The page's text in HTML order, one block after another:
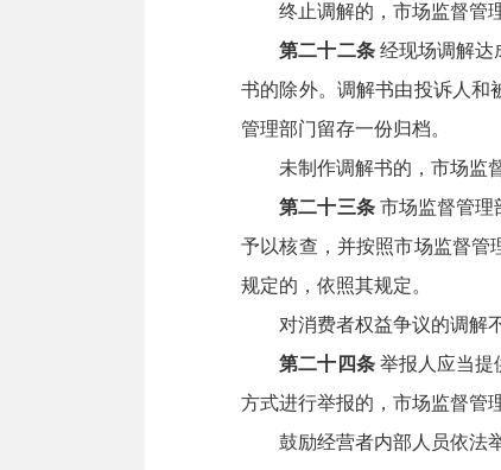
终止调解的，市场监督管理
第二十二条经现场调解达
书的除外。调解书由投诉人和
管理部门留存一份归档。
未制作调解书的，市场监督
第二十三条市场监督管理
予以核查，并按照市场监督管
规定的，依照其规定。
对消费者权益争议的调解不
第二十四条举报人应当提
方式进行举报的，市场监督管
鼓励经营者内部人员依法举